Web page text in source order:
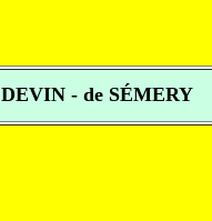
DEVIN - de SÉMERY